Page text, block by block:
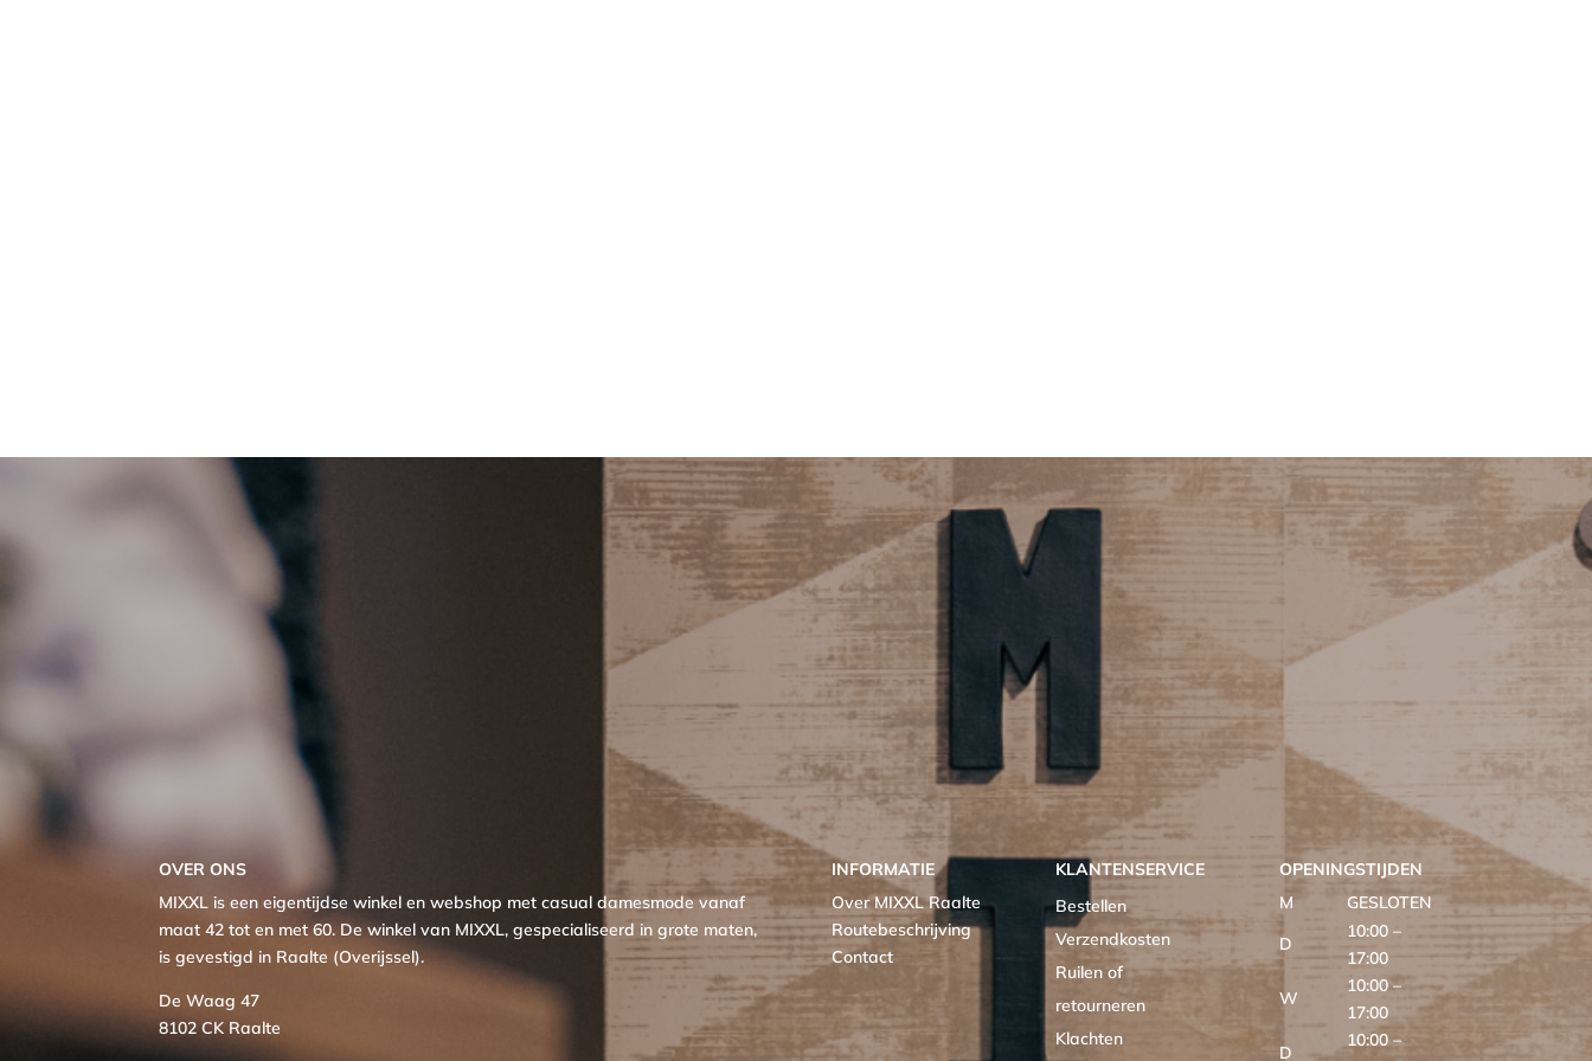
OVER ONS
MIXXL is een eigentijdse winkel en webshop met casual damesmode vanaf
maat 42 tot en met 60. De winkel van MIXXL, gespecialiseerd in grote maten,
is gevestigd in Raalte (Overijssel).
De Waag 47
8102 CK Raalte
INFORMATIE
Over MIXXL Raalte
Routebeschrijving
Contact
KLANTENSERVICE
Bestellen
Verzendkosten
Ruilen of
retourneren
Klachten
OPENINGSTIJDEN
M
GESLOTEN
D
10:00 –
17:00
W
10:00 –
17:00
D
10:00 –